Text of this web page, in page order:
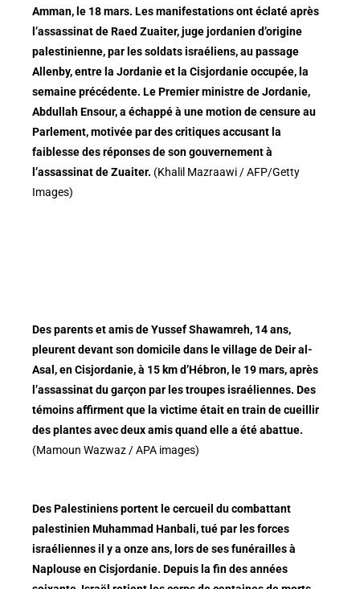
Amman, le 18 mars. Les manifestations ont éclaté après
l’assassinat de Raed Zuaiter, juge jordanien d’origine
palestinienne, par les soldats israéliens, au passage
Allenby, entre la Jordanie et la Cisjordanie occupée, la
semaine précédente. Le Premier ministre de Jordanie,
Abdullah Ensour, a échappé à une motion de censure au
Parlement, motivée par des critiques accusant la
faiblesse des réponses de son gouvernement à
l’assassinat de Zuaiter. (Khalil Mazraawi / AFP/Getty
Images)
Des parents et amis de Yussef Shawamreh, 14 ans,
pleurent devant son domicile dans le village de Deir al-
Asal, en Cisjordanie, à 15 km d’Hébron, le 19 mars, après
l’assassinat du garçon par les troupes israéliennes. Des
témoins affirment que la victime était en train de cueillir
des plantes avec deux amis quand elle a été abattue.
(Mamoun Wazwaz / APA images)
Des Palestiniens portent le cercueil du combattant
palestinien Muhammad Hanbali, tué par les forces
israéliennes il y a onze ans, lors de ses funérailles à
Naplouse en Cisjordanie. Depuis la fin des années